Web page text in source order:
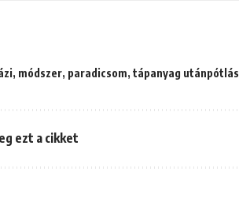
, módszer, paradicsom,tápanyag utánpótlás
ezt a cikket